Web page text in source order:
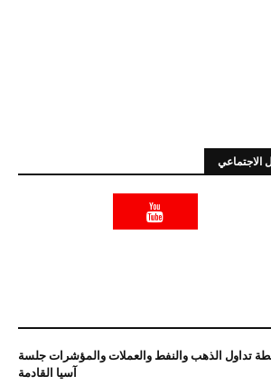
الاجتماعي
تداول الذهب والنفط والعملات والمؤشرات جلسة
آسيا القادمة